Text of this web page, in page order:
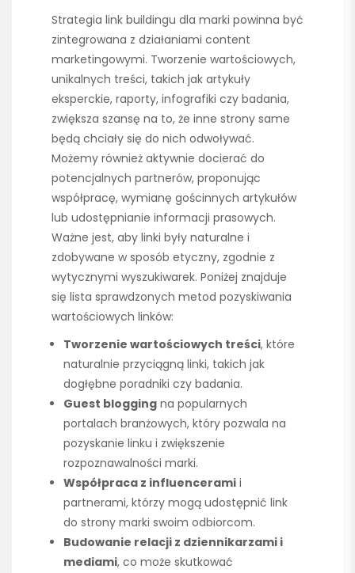
Strategia link buildingu dla marki powinna być
zintegrowana z działaniami content
marketingowymi. Tworzenie wartościowych,
unikalnych treści, takich jak artykuły
eksperckie, raporty, infografiki czy badania,
zwiększa szansę na to, że inne strony same
będą chciały się do nich odwoływać.
Możemy również aktywnie docierać do
potencjalnych partnerów, proponując
współpracę, wymianę gościnnych artykułów
lub udostępnianie informacji prasowych.
Ważne jest, aby linki były naturalne i
zdobywane w sposób etyczny, zgodnie z
wytycznymi wyszukiwarek. Poniżej znajduje
się lista sprawdzonych metod pozyskiwania
wartościowych linków:
Tworzenie wartościowych treści, które
naturalnie przyciągną linki, takich jak
dogłębne poradniki czy badania.
Guest blogging na popularnych
portalach branżowych, który pozwala na
pozyskanie linku i zwiększenie
rozpoznawalności marki.
Współpraca z influencerami i
partnerami, którzy mogą udostępnić link
do strony marki swoim odbiorcom.
Budowanie relacji z dziennikarzami i
mediami, co może skutkować